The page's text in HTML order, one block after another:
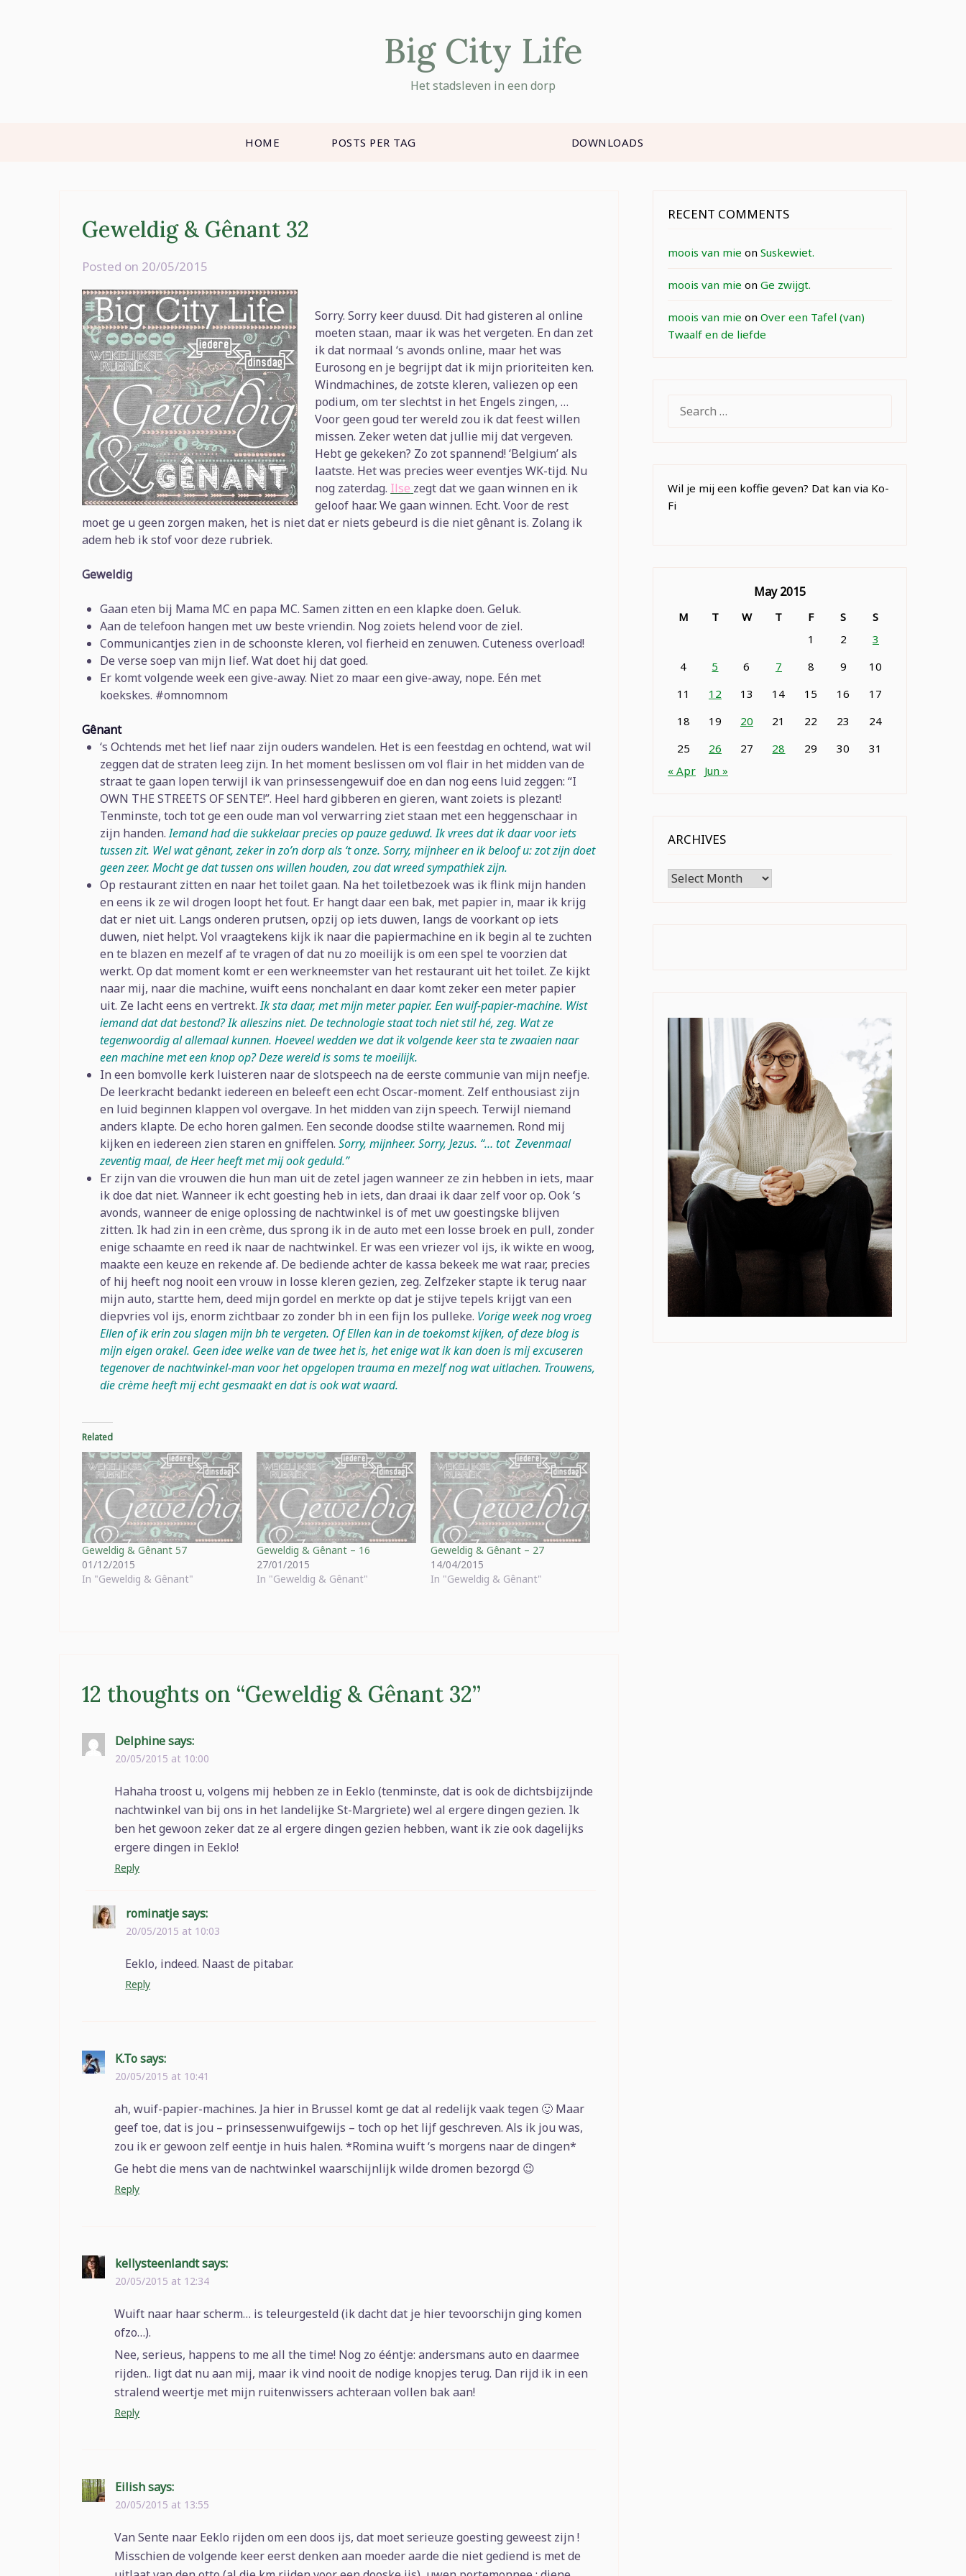
Big City Life
Het stadsleven in een dorp
HOME POSTS PER TAG DOWNLOADS
Geweldig & Gênant 32
Posted on 20/05/2015
rominatje
Sorry. Sorry keer duusd. Dit had gisteren al online
moeten staan, maar ik was het vergeten. En dan zet
ik dat normaal ‘s avonds online, maar het was
Eurosong en je begrijpt dat ik mijn prioriteiten ken.
Windmachines, de zotste kleren, valiezen op een
podium, om ter slechtst in het Engels zingen, …
Voor geen goud ter wereld zou ik dat feest willen
missen. Zeker weten dat jullie mij dat vergeven.
Hebt ge gekeken? Zo zot spannend! ‘Belgium’ als
laatste. Het was precies weer eventjes WK-tijd. Nu
nog zaterdag. Ilse zegt dat we gaan winnen en ik
geloof haar. We gaan winnen. Echt. Voor de rest
moet ge u geen zorgen maken, het is niet dat er niets gebeurd is die niet gênant is. Zolang ik
adem heb ik stof voor deze rubriek.
Geweldig
Gaan eten bij Mama MC en papa MC. Samen zitten en een klapke doen. Geluk.
Aan de telefoon hangen met uw beste vriendin. Nog zoiets helend voor de ziel.
Communicantjes zien in de schoonste kleren, vol fierheid en zenuwen. Cuteness overload!
De verse soep van mijn lief. Wat doet hij dat goed.
Er komt volgende week een give-away. Niet zo maar een give-away, nope. Eén met
koekskes. #omnomnom
Gênant
‘s Ochtends met het lief naar zijn ouders wandelen. Het is een feestdag en ochtend, wat wil
zeggen dat de straten leeg zijn. In het moment beslissen om vol flair in het midden van de
straat te gaan lopen terwijl ik van prinsessengewuif doe en dan nog eens luid zeggen: “I
OWN THE STREETS OF SENTE!”. Heel hard gibberen en gieren, want zoiets is plezant!
Tenminste, toch tot ge een oude man vol verwarring ziet staan met een heggenschaar in
zijn handen. Iemand had die sukkelaar precies op pauze geduwd. Ik vrees dat ik daar voor iets
tussen zit. Wel wat gênant, zeker in zo’n dorp als ‘t onze. Sorry, mijnheer en ik beloof u: zot zijn doet
geen zeer. Mocht ge dat tussen ons willen houden, zou dat wreed sympathiek zijn.
Op restaurant zitten en naar het toilet gaan. Na het toiletbezoek was ik flink mijn handen
en eens ik ze wil drogen loopt het fout. Er hangt daar een bak, met papier in, maar ik krijg
dat er niet uit. Langs onderen prutsen, opzij op iets duwen, langs de voorkant op iets
duwen, niet helpt. Vol vraagtekens kijk ik naar die papiermachine en ik begin al te zuchten
en te blazen en mezelf af te vragen of dat nu zo moeilijk is om een spel te voorzien dat
werkt. Op dat moment komt er een werkneemster van het restaurant uit het toilet. Ze kijkt
naar mij, naar die machine, wuift eens nonchalant en daar komt zeker een meter papier
uit. Ze lacht eens en vertrekt. Ik sta daar, met mijn meter papier. Een wuif-papier-machine. Wist
iemand dat dat bestond? Ik alleszins niet. De technologie staat toch niet stil hé, zeg. Wat ze
tegenwoordig al allemaal kunnen. Hoeveel wedden we dat ik volgende keer sta te zwaaien naar
een machine met een knop op? Deze wereld is soms te moeilijk.
In een bomvolle kerk luisteren naar de slotspeech na de eerste communie van mijn neefje.
De leerkracht bedankt iedereen en beleeft een echt Oscar-moment. Zelf enthousiast zijn
en luid beginnen klappen vol overgave. In het midden van zijn speech. Terwijl niemand
anders klapte. De echo horen galmen. Een seconde doodse stilte waarnemen. Rond mij
kijken en iedereen zien staren en gniffelen.Sorry, mijnheer. Sorry, Jezus. “… tot Zevenmaal
zeventig maal, de Heer heeft met mij ook geduld.”
Er zijn van die vrouwen die hun man uit de zetel jagen wanneer ze zin hebben in iets, maar
ik doe dat niet. Wanneer ik echt goesting heb in iets, dan draai ik daar zelf voor op. Ook ‘s
avonds, wanneer de enige oplossing de nachtwinkel is of met uw goestingske blijven
zitten. Ik had zin in een crème, dus sprong ik in de auto met een losse broek en pull, zonder
enige schaamte en reed ik naar de nachtwinkel. Er was een vriezer vol ijs, ik wikte en woog,
maakte een keuze en rekende af. De bediende achter de kassa bekeek me wat raar, precies
of hij heeft nog nooit een vrouw in losse kleren gezien, zeg. Zelfzeker stapte ik terug naar
mijn auto, startte hem, deed mijn gordel en merkte op dat je stijve tepels krijgt van een
diepvries vol ijs, enorm zichtbaar zo zonder bh in een fijn los pulleke. Vorige week nog vroeg
Ellen of ik erin zou slagen mijn bh te vergeten. Of Ellen kan in de toekomst kijken, of deze blog is
mijn eigen orakel. Geen idee welke van de twee het is, het enige wat ik kan doen is mij excuseren
tegenover de nachtwinkel-man voor het opgelopen trauma en mezelf nog wat uitlachen. Trouwens,
die crème heeft mij echt gesmaakt en dat is ook wat waard.
Related
Geweldig & Gênant 57
01/12/2015
In "Geweldig & Gênant"
Geweldig & Gênant – 16
27/01/2015
In "Geweldig & Gênant"
Geweldig & Gênant – 27
14/04/2015
In "Geweldig & Gênant"
12 thoughts on “Geweldig & Gênant 32”
Delphinesays:
20/05/2015 at 10:00
Hahaha troost u, volgens mij hebben ze in Eeklo (tenminste, dat is ook de dichtsbijzijnde
nachtwinkel van bij ons in het landelijke St-Margriete) wel al ergere dingen gezien. Ik
ben het gewoon zeker dat ze al ergere dingen gezien hebben, want ik zie ook dagelijks
ergere dingen in Eeklo!
Reply
rominatjesays:
20/05/2015 at 10:03
Eeklo, indeed. Naast de pitabar.
Reply
K.Tosays:
20/05/2015 at 10:41
ah, wuif-papier-machines. Ja hier in Brussel komt ge dat al redelijk vaak tegen 🙂 Maar
geef toe, dat is jou – prinsessenwuifgewijs – toch op het lijf geschreven. Als ik jou was,
zou ik er gewoon zelf eentje in huis halen. *Romina wuift ‘s morgens naar de dingen*
Ge hebt die mens van de nachtwinkel waarschijnlijk wilde dromen bezorgd 😉
Reply
kellysteenlandtsays:
20/05/2015 at 12:34
Wuift naar haar scherm… is teleurgesteld (ik dacht dat je hier tevoorschijn ging komen
ofzo…).
Nee, serieus, happens to me all the time! Nog zo ééntje: andersmans auto en daarmee
rijden.. ligt dat nu aan mij, maar ik vind nooit de nodige knopjes terug. Dan rijd ik in een
stralend weertje met mijn ruitenwissers achteraan vollen bak aan!
Reply
Eilishsays:
20/05/2015 at 13:55
Van Sente naar Eeklo rijden om een doos ijs, dat moet serieuze goesting geweest zijn !
Misschien de volgende keer eerst denken aan moeder aarde die niet gediend is met de
RECENT COMMENTS
moois van mie on Suskewiet.
moois van mie on Ge zwijgt.
moois van mie on Over een Tafel (van)
Twaalf en de liefde
FOR:
Wil je mij een koffie geven? Dat kan via Ko-
Fi
May 2015
M T W T F S
S
1
2
3
4
5 6 7 8 9
10
11
12 13 14 15 16
17
18
19 20 21 22 23
24
25
26 27 28 29 30
31
« Apr
Jun »
ARCHIVES
Archives